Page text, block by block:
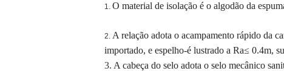
1. O material de isolação é o algodão da
2. A relação adota o acampamento rápido da
importado, e espelho-é lustrado a Ra≤ 0.4m,
3. A cabeça do selo adota o selo mecânico